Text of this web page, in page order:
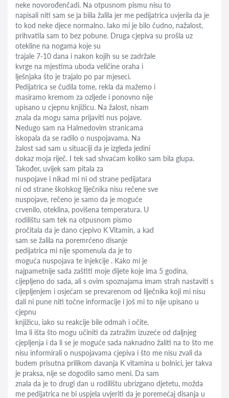
neke novorođenčadi. Na otpusnom pismu nisu to
napisali niti sam se ja biila žalila jer me pedijatrica uvjerila da je
to kod neke djece normalno. Iako mi je bilo čudno, nažalost,
prihvatila sam to bez pobune. Druga cjepiva su prošla uz
otekline na nogama koje su
trajale 7-10 dana i nakon kojih su se zadržale
kvrge na mjestima uboda veličine oraha i
lješnjaka što je trajalo po par mjeseci.
Pedijatrica se čudila tome, rekla da mažemo i
masiramo kremom za ozljede i ponovno nije
upisano u cjepnu knjižicu. Na žalost, nisam
znala da mogu sama prijaviti nus pojave.
Nedugo sam na Halmedovim stranicama
iskopala da se radilo o nuspojavama. Na
žalost sad sam u situaciji da je izgleda jedini
dokaz moja riječ. I tek sad shvaćam koliko sam bila glupa.
Također, uvijek sam pitala za
nuspojave i nikad mi ni od strane pedijatara
ni od strane školskog liječnika nisu rečene sve
nuspojave, rečeno je samo da je moguće
crvenilo, oteklina, povišena temperatura. U
rodilištu sam tek na otpusnom pismo
pročitala da je dano cjepivo K Vitamin, a kad
sam se žalila na poremrćeno disanje
pedijatrica mi nije spomenula da je to
moguća nuspojava te injekcije . Kako mi je
najpametnije sada zaštiti moje dijete koje ima 5 godina,
cijepljeno do sada, ali s ovim spoznajama imam strah nastaviti s
cijepljenjem i osjećam se prevarenom od liječnika koji mi nisu
dali ni pune niti točne informacije i još mi to nije upisano u
cjepnu
knjižicu, iako su reakcije bile odmah i očite.
Ima li išta što mogu učiniti da zatražim izuzeće od daljnjeg
cjepljenja i da li se je moguće sada naknadno žaliti na to što me
nisu informirali o nuspojavama cjepiva i što me nisu zvali da
budem prisutna prilikom davanja K vitamina u bolnici, jer takva
je praksa, nije se dogodilo samo meni. Da sam
znala da je to drugi dan u rodilištu ubrizgano djetetu, možda
me pedijatrica ne bi uspjela uvjeriti da je poremećaj disanja u